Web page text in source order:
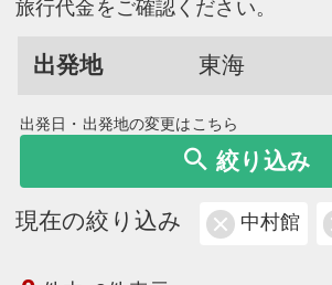
旅行代金をご確認ください。
出発地 東海
出発日・出発地の変更はこちら
絞り込み
現在の絞り込み 中村館